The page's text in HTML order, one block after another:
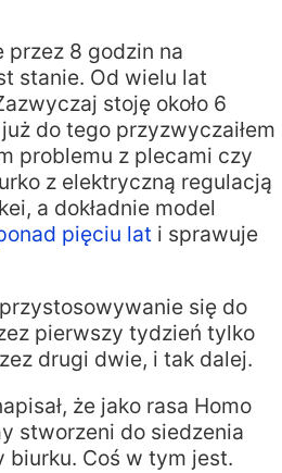
przez 8 godzin na
stanie. Od wielu lat
stoję około 6
do tego przyzwyczaiłem
problemu z plecami czy
z elektryczną regulacją
a dokładnie model
pięciu lat i sprawuje
się do
pierwszy tydzień tylko
drugi dwie, i tak dalej.
że jako rasa Homo
stworzeni do siedzenia
biurku. Coś w tym jest.